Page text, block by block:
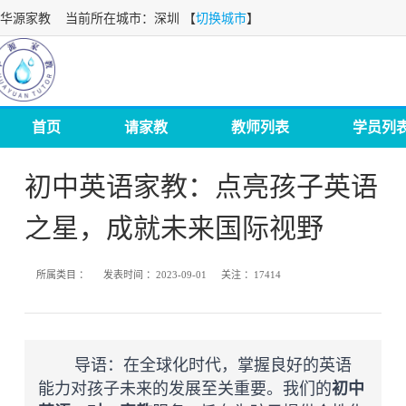
华源家教 当前所在城市：深圳 【切换城市】
首页 请家教 教师列表 学员列
初中英语家教：点亮孩子英语
之星，成就未来国际视野
所属类目 ： 发表时间 ：2023-09-01 关注 ： 17414
导语：在全球化时代，掌握良好的英语
能力对孩子未来的发展至关重要。我们的初中